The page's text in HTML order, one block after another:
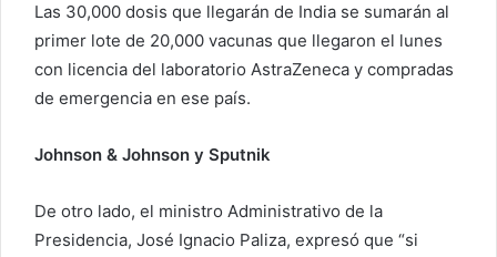
Las 30,000 dosis que llegarán de India se sumarán al
primer lote de 20,000 vacunas que llegaron el lunes
con licencia del laboratorio AstraZeneca y compradas
de emergencia en ese país.
Johnson & Johnson y Sputnik
De otro lado, el ministro Administrativo de la
Presidencia, José Ignacio Paliza, expresó que “si